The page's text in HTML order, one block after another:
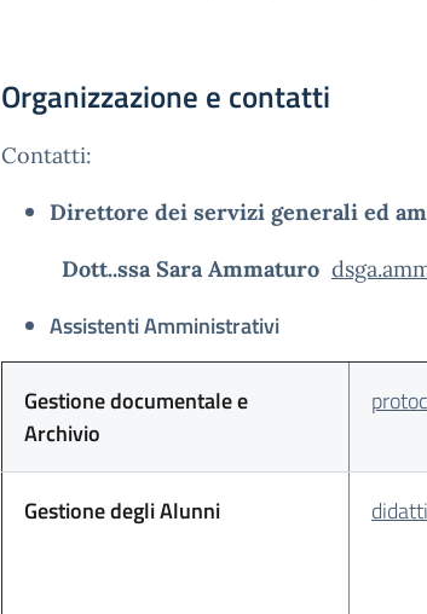
Organizzazione e contatti
Contatti:
Direttore dei servizi generali ed
Dott..ssa Sara Ammaturo
Assistenti Amministrativi
Gestione documentale e
Archivio
Gestione degli Alunni